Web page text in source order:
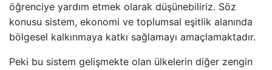
öğrenciye yardım etmek olarak düşünebiliriz. Söz
konusu sistem, ekonomi ve toplumsal eşitlik alanında
bölgesel kalkınmaya katkı sağlamayı amaçlamaktadır.
Peki bu sistem gelişmekte olan ülkelerin diğer zengin